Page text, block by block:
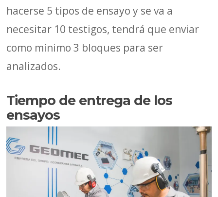
hacerse 5 tipos de ensayo y se va a
necesitar 10 testigos, tendrá que enviar
como mínimo 3 bloques para ser
analizados.
Tiempo de entrega de los
ensayos